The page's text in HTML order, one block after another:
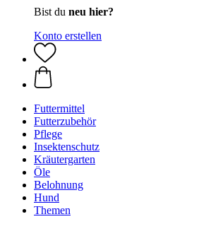
Bist du neu hier?
Konto erstellen
Futtermittel
Futterzubehör
Pflege
Insektenschutz
Kräutergarten
Öle
Belohnung
Hund
Themen